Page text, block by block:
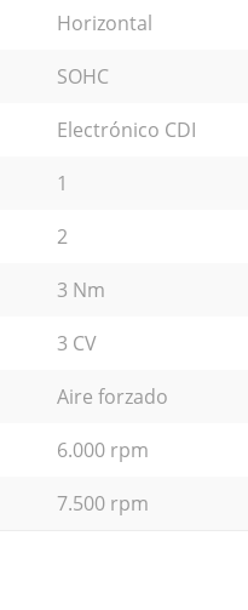
Horizontal
SOHC
Electrónico CDI
1
2
3 Nm
3 CV
Aire forzado
6.000 rpm
7.500 rpm